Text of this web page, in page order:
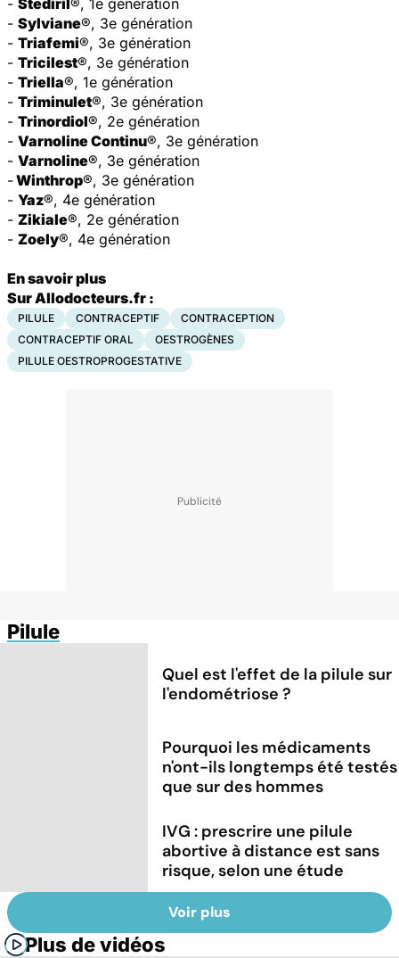
- Sylviane®, 3e génération
- Triafemi®, 3e génération
- Tricilest®, 3e génération
- Triella®, 1e génération
- Triminulet®, 3e génération
- Trinordiol®, 2e génération
- Varnoline Continu®, 3e génération
- Varnoline®, 3e génération
-Winthrop®, 3e génération
- Yaz®, 4e génération
- Zikiale®, 2e génération
- Zoely®, 4e génération
En savoir plus
Sur Allodocteurs.fr :
PILULE CONTRACEPTIF
CONTRACEPTION
CONTRACEPTIF ORAL
OESTROGÈNES
PILULE OESTROPROGESTATIVE
Pilule
Quel est l'effet de la pilule sur
l'endométriose ?
Pourquoi les médicaments
n'ont-ils longtemps été testés
que sur des hommes
IVG : prescrire une pilule
abortive à distance est sans
risque, selon une étude
Voir plus
Plus de vidéos